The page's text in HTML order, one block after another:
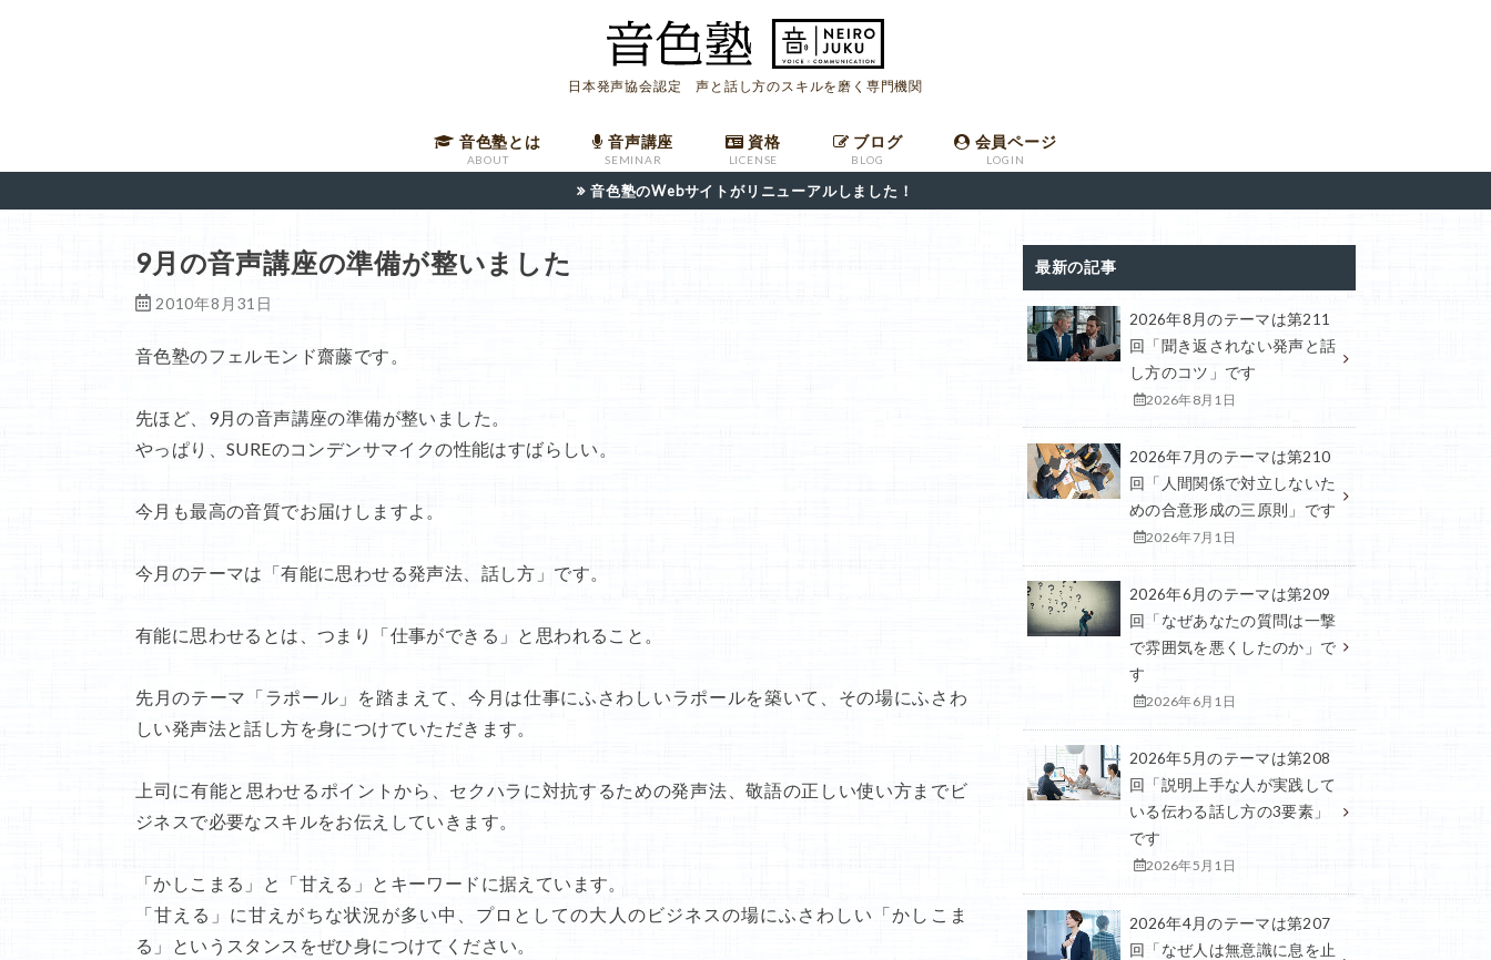
日本発声協会認定 声と話し方のスキルを磨く専門機関
ABOUT
音色塾とは
有料メールマガジン
SEMINAR
音声講座
音声講座バックナンバー
発声指導者マニュアル
職場で高評価を受けるための共鳴発声法
LICENSE
資格
発声指導者資格申請フォーム
日本語話し方検定申請フォーム
BLOG
ブログ
LOGIN
会員ページ
音色塾のWebサイトがリニューアルしました！
9月の音声講座の準備が整いました
2010年8月31日
音色塾のフェルモンド齋藤です。
先ほど、9月の音声講座の準備が整いました。
やっぱり、SUREのコンデンサマイクの性能はすばらしい。
今月も最高の音質でお届けしますよ。
今月のテーマは「有能に思わせる発声法、話し方」です。
有能に思わせるとは、つまり「仕事ができる」と思われること。
先月のテーマ「ラポール」を踏まえて、今月は仕事にふさわしいラポールを築いて、その場にふさわ
しい発声法と話し方を身につけていただきます。
上司に有能と思わせるポイントから、セクハラに対抗するための発声法、敬語の正しい使い方までビ
ジネスで必要なスキルをお伝えしていきます。
「かしこまる」と「甘える」とキーワードに据えています。
「甘える」に甘えがちな状況が多い中、プロとしての大人のビジネスの場にふさわしい「かしこま
る」というスタンスをぜひ身につけてください。
最新の記事
2026年8月のテーマは第211
回「聞き返されない発声と話
し方のコツ」です
2026年8月1日
2026年7月のテーマは第210
回「人間関係で対立しないた
めの合意形成の三原則」です
2026年7月1日
2026年6月のテーマは第209
回「なぜあなたの質問は一撃
で雰囲気を悪くしたのか」で
す
2026年6月1日
2026年5月のテーマは第208
回「説明上手な人が実践して
いる伝わる話し方の3要素」
です
2026年5月1日
2026年4月のテーマは第207
回「なぜ人は無意識に息を止